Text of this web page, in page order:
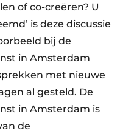
of co-creëren? U
is deze discussie
bij de
in Amsterdam
met nieuwe
al gesteld. De
in Amsterdam is
de